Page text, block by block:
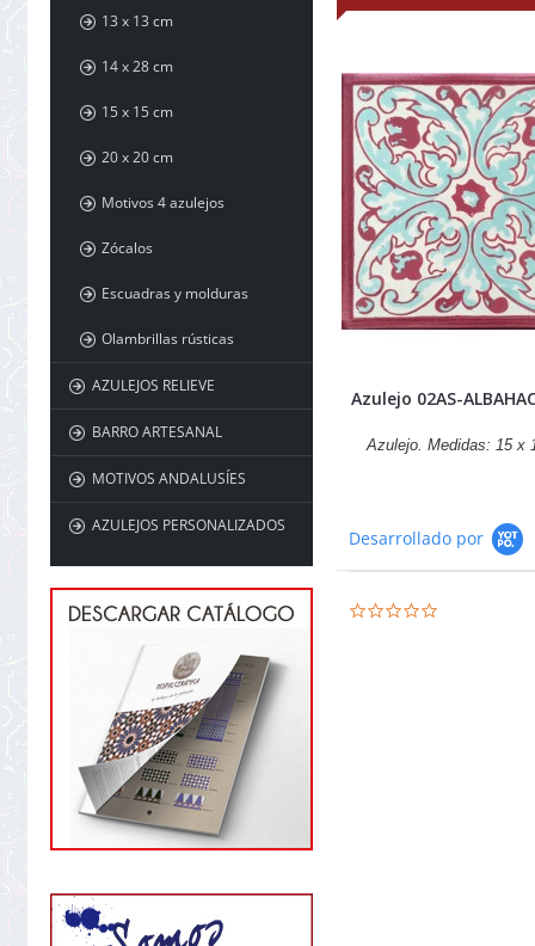
13 x 13 cm
14 x 28 cm
15 x 15 cm
20 x 20 cm
Motivos 4 azulejos
Zócalos
Escuadras y molduras
Olambrillas rústicas
AZULEJOS RELIEVE
BARRO ARTESANAL
MOTIVOS ANDALUSÍES
AZULEJOS PERSONALIZADOS
Azulejo 02AS-
Azulejo. Medidas: 15 x
Desarrollado por